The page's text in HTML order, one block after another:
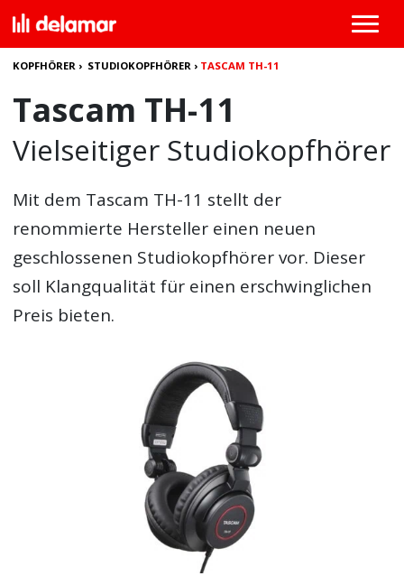
KOPFHÖRER › STUDIOKOPFHÖRER › TASCAM TH-11
Tascam TH-11
Vielseitiger Studiokopfhörer
Mit dem Tascam TH-11 stellt der
renommierte Hersteller einen neuen
geschlossenen Studiokopfhörer vor. Dieser
soll Klangqualität für einen erschwinglichen
Preis bieten.